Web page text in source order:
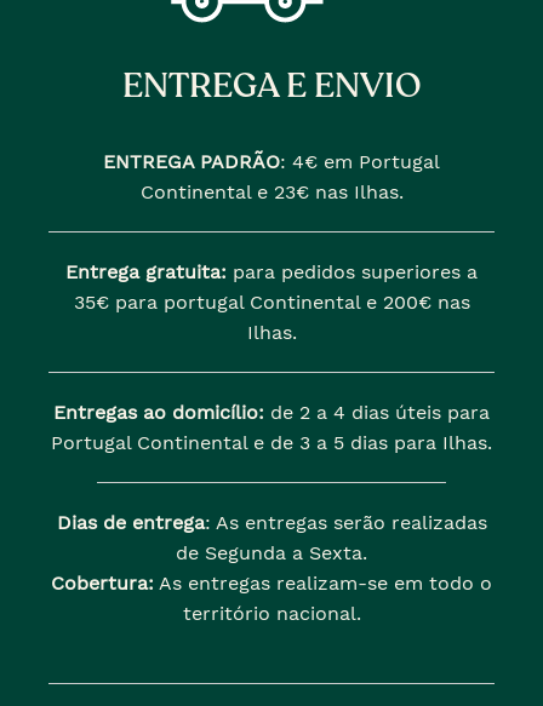
ENTREGA E ENVIO
ENTREGA PADRÃO: 4€ em Portugal
Continental e 23€ nas Ilhas.
Entrega gratuita: para pedidos superiores a
35€ para portugal Continental e 200€ nas
Ilhas.
Entregas ao domicílio: de 2 a 4 dias úteis para
Portugal Continental e de 3 a 5 dias para Ilhas.
Dias de entrega: As entregas serão realizadas
de Segunda a Sexta.
Cobertura: As entregas realizam-se em todo o
território nacional.